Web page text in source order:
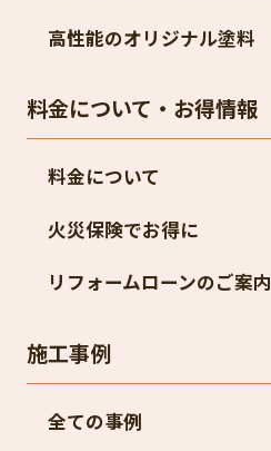
高性能のオリジナル塗料
料金について・お得情報
料金について
火災保険でお得に
リフォームローンのご案内
施工事例
全ての事例